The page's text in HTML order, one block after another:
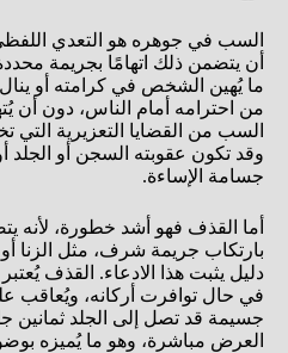
السب في جوهره هو التعدي
أن يتضمن ذلك اتهامًا بجريمة
ما يُهين الشخص في كرامته أو
من احترامه أمام الناس، دون أن
السب من القضايا التعزيرية التي
وقد تكون عقوبته السجن أو الجلد
جسامة الإساءة.
أما القذف فهو أشد خطورة، لأنه
بارتكاب جريمة شرف، مثل الزنا أو
دليل يثبت هذا الادعاء. القذف
في حال توافرت أركانه، ويُعاقب
جسيمة قد تصل إلى الجلد ثمانين
العرض مباشرة، وهو ما يُميزه